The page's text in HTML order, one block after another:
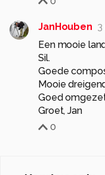
JanHouben
Een mooie
Sil.
Goede
Mooie
Goed
Groet, Jan
0